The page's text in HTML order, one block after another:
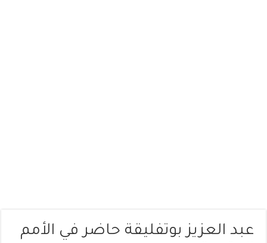
عبد العزيز بوتفليقة حاضر في الأمم